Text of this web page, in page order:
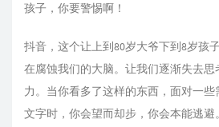
孩子，你要警惕啊！
抖音，这个让上到80岁大爷下到8岁孩
在腐蚀我们的大脑。让我们逐渐失去
力。当你看多了这样的东西，面对一
文字时，你会望而却步，你会本能逃避。